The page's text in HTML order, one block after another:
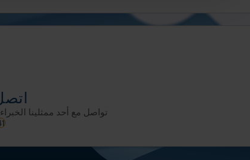
تواصل مع أحد ممثلينا